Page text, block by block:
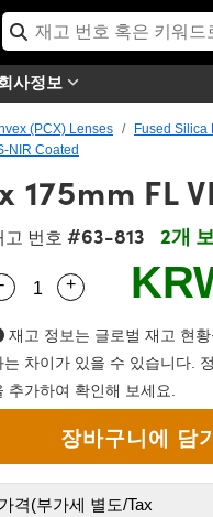
사정보
(PCX) Lenses
Fused Silica
NIR Coated
175mm FL
고 번호 #63-813 2개
Selector
- Use the plus and
+
재고 정보는 글로벌 재고 현
는 차이가 있을 수 있습니다.
추가하여 확인해 보세요.
가격(부가세 별도/Tax